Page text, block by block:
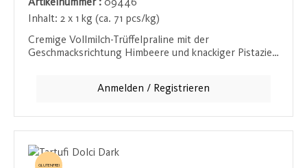
Artikelnummer : 09446
Inhalt: 2 x 1 kg (ca. 71 pcs/kg)
Cremige Vollmilch-Trüffelpraline mit der
Geschmacksrichtung Himbeere und knackiger Pistazie
und der Weichheit der Vollmilchschokolade. Ein Genuss
Anmelden / Registrieren
GLUTENFREI